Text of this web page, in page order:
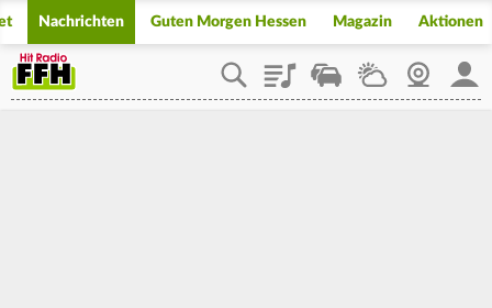
Nachrichten Guten Morgen Hessen Magazin Aktionen
PlaylistStaupilotWetterWebcam